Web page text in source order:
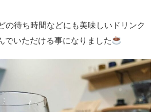
の待ち時間などにも美味しいドリンク
でいただける事になりました